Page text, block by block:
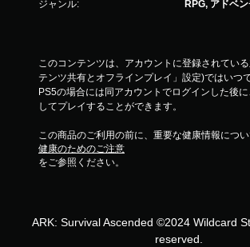
ジャンル: RPG, アドベ
このコンテンツは、アカウントに登録されてい
テンツ共有とオフラインプレイ」設定)ではいつ
PS5の場合には同アカウントでログインした後
してプレイすることができます。
この商品のご利用の前に、重要な健康情報につ
健康のためのご注意
をご参照ください。
ARK: Survival Ascended ©2024 Wildcard
reserved.